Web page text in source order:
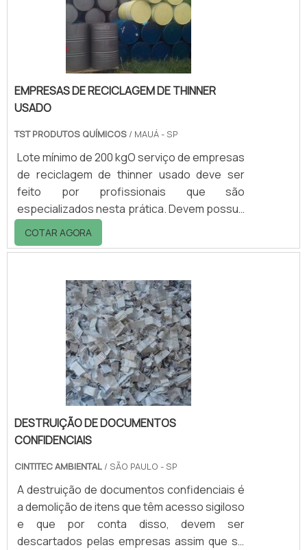
EMPRESAS DE RECICLAGEM DE THINNER
USADO
TST PRODUTOS QUÍMICOS / MAUÁ - SP
Lote mínimo de 200 kgO serviço de empresas
de reciclagem de thinner usado deve ser
feito por profissionais que são
especializados nesta prática. Devem possuir
experiências em descarte de materiais de
origem química, frota própria com veículos
substâncias e soluções adequadas para a
destinação final dos resíduos. Além da
reciclagem do thinner, é possível encontrar
de outros produtos também, como: Tintas;
Solventes; Tambores; Entre muitos outros.
Importância de um .
COTAR AGORA
DESTRUIÇÃO DE DOCUMENTOS
CONFIDENCIAIS
CINTITEC AMBIENTAL / SÃO PAULO - SP
A destruição de documentos confidenciais é
a demolição de itens que têm acesso sigiloso
e que por conta disso, devem ser
descartados pelas empresas assim que se